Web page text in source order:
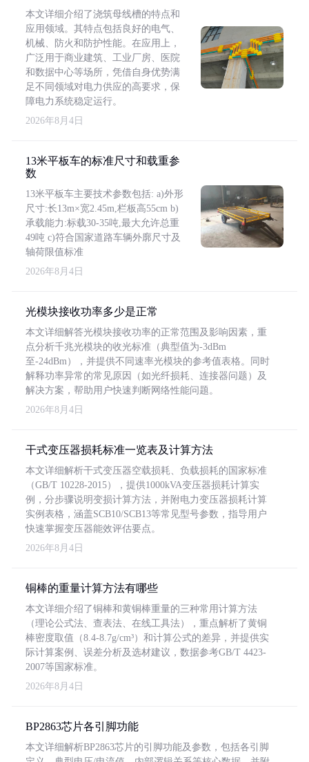
本文详细介绍了浇筑母线槽的特点和
应用领域。其特点包括良好的电气、
机械、防火和防护性能。在应用上，
广泛用于商业建筑、工业厂房、医院
和数据中心等场所，凭借自身优势满
足不同领域对电力供应的高要求，保
障电力系统稳定运行。
2026年8月4日
13米平板车的标准尺寸和载重参
数
13米平板车主要技术参数包括: a)外形
尺寸:长13m×宽2.45m,栏板高55cm b)
承载能力:标载30-35吨,最大允许总重
49吨 c)符合国家道路车辆外廓尺寸及
轴荷限值标准
2026年8月4日
光模块接收功率多少是正常
本文详细解答光模块接收功率的正常范围及影响因素，重
点分析千兆光模块的收光标准（典型值为-3dBm
至-24dBm），并提供不同速率光模块的参考值表格。同时
解释功率异常的常见原因（如光纤损耗、连接器问题）及
解决方案，帮助用户快速判断网络性能问题。
2026年8月4日
干式变压器损耗标准一览表及计算方法
本文详细解析干式变压器空载损耗、负载损耗的国家标准
（GB/T 10228-2015），提供1000kVA变压器损耗计算实
例，分步骤说明变损计算方法，并附电力变压器损耗计算
实例表格，涵盖SCB10/SCB13等常见型号参数，指导用户
快速掌握变压器能效评估要点。
2026年8月4日
铜棒的重量计算方法有哪些
本文详细介绍了铜棒和黄铜棒重量的三种常用计算方法
（理论公式法、查表法、在线工具法），重点解析了黄铜
棒密度取值（8.4-8.7g/cm³）和计算公式的差异，并提供实
际计算案例、误差分析及选材建议，数据参考GB/T 4423-
2007等国家标准。
2026年8月4日
BP2863芯片各引脚功能
本文详细解析BP2863芯片的引脚功能及参数，包括各引脚